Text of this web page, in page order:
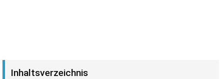
Inhaltsverzeichnis